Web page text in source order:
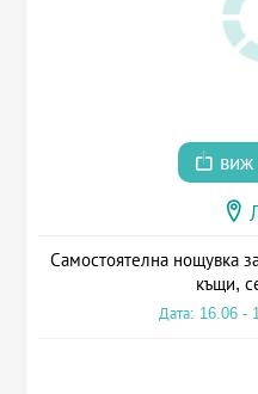
виж
Самостоятелна нощувка
къщи,
Дата: 16.06 -